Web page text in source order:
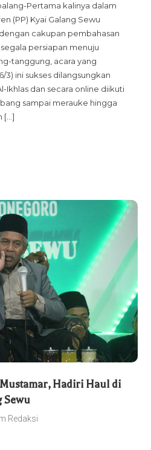
Pertama kalinya dalam
(PP) Kyai Galang Sewu
cakupan pembahasan
persiapan menuju
tanggung, acara yang
3) ini sukses dilangsungkan
Ikhlas dan secara online diikuti
sampai merauke hingga
[…]
Hadiri Haul di
Sewu
Redaksi